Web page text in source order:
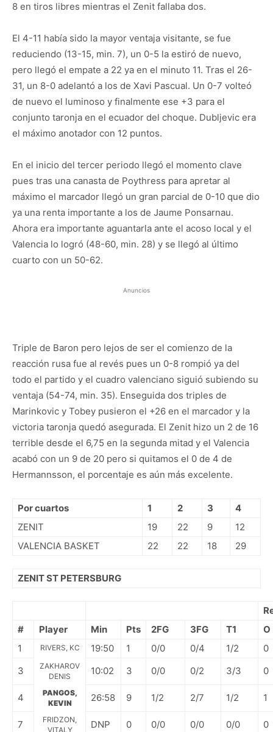
8 en tiros libres mientras el Zenit fallaba dos.
El 4-11 había sido la mayor ventaja visitante, se fue
reduciendo (13-15, min. 7), un 0-5 la estiró de nuevo,
pero llegó el empate a 22 ya en el minuto 11. Tras el 26-
31, un 8-0 adelantó a los de Xavi Pascual. Un 0-7 volteó
de nuevo el luminoso y finalmente ese +3 para el
conjunto taronja en el ecuador del choque. Dubljevic era
el máximo anotador con 12 puntos.
En el inicio del tercer periodo llegó el momento clave
pues tras una canasta de Poythress para apretar al
máximo el marcador llegó un gran parcial de 0-10 que dio
ya una renta importante a los de Jaume Ponsarnau.
Ahora era importante aguantarla ante el acoso local y el
Valencia lo logró (48-60, min. 28) y se llegó al último
cuarto con un 50-62.
Anuncios
Triple de Baron pero lejos de ser el comienzo de la
reacción rusa fue al revés pues un 0-8 rompió ya del
todo el partido y el cuadro valenciano siguió subiendo su
ventaja (54-74, min. 35). Enseguida dos triples de
Marinkovic y Tobey pusieron el +26 en el marcador y la
victoria taronja quedó asegurada. El Zenit hizo un 2 de 16
terrible desde el 6,75 en la segunda mitad y el Valencia
acabó con un 9 de 20 pero si quitamos el 0 de 4 de
Hermannsson, el porcentaje es aún más excelente.
Por cuartos 1 2 3
4
ZENIT
19 22 9
12
VALENCIA BASKET
22 22 18 29
ZENIT ST PETERSBURG
#
Player Min Pts 2FG 3FG T1
O
1
RIVERS, KC 19:50 1 0/0 0/4 1/2
0
3
ZAKHAROV
DENIS
10:02 3 0/0 0/2 3/3 0
4
PANGOS,
KEVIN
26:58 9 1/2 2/7 1/2 1
7
FRIDZON,
VITALY
DNP 0 0/0 0/0 0/0 0